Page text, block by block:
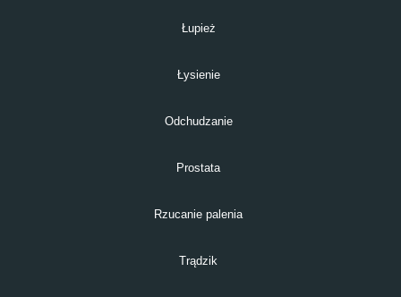
Łupież
Łysienie
Odchudzanie
Prostata
Rzucanie palenia
Trądzik